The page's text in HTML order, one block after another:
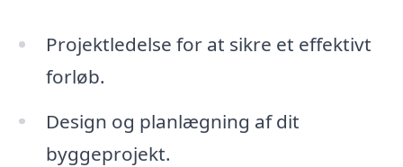
Projektledelse for at sikre et effektivt
forløb.
Design og planlægning af dit
byggeprojekt.